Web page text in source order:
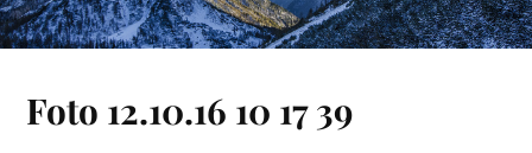
Foto 12.10.16 10 17 39